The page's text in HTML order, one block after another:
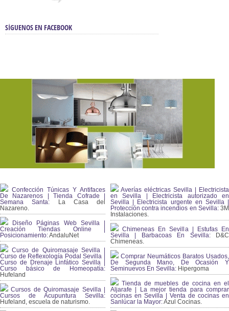
SÍGUENOS EN FACEBOOK
Confección Túnicas Y Antifaces
De Nazarenos | Tienda Cofrade |
Semana Santa: La Casa del
Nazareno.
Diseño Páginas Web Sevilla |
Creación Tiendas Online |
Posicionamiento:AndaluNet
Curso de Quiromasaje Sevilla |
Curso de Reflexología Podal Sevilla |
Curso de Drenaje Linfático Sevilla |
Curso básico de Homeopatía:
Hufeland
Cursos de Quiromasaje Sevilla |
Cursos de Acupuntura Sevilla:
Hufeland, escuela de naturismo.
Averías eléctricas Sevilla | Electricista
en Sevilla | Electricista autorizado en
Sevilla | Electricista urgente en Sevilla |
Protección contra incendios en Sevilla:3M
Instalaciones.
Chimeneas En Sevilla | Estufas En
Sevilla | Barbacoas En Sevilla:D&C
Chimeneas.
Comprar Neumáticos Baratos Usados,
De Segunda Mano, De Ocasión Y
Seminuevos En Sevilla: Hipergoma
Tienda de muebles de cocina en el
Aljarafe | La mejor tienda para comprar
cocinas en Sevilla | Venta de cocinas en
Sanlúcar la Mayor:Azul Cocinas.